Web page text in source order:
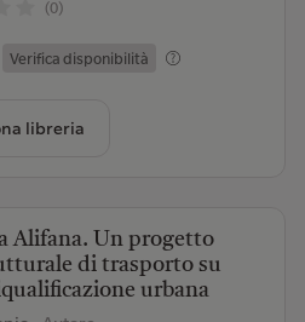
(0)
Verifica disponibilità
libreria
Alifana. Un progetto
di trasporto su
urbana